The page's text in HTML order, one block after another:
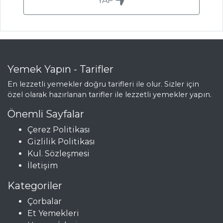
ISPANAKLI VE
TAZE BAHARATLI
KUZU PİRZOLA
Skillet Meal
Etli Enginar
Dolması
Et Yemekleri Tüm
Tarifleri
İÇECEKLER
Şalgam Sulu
Ayran
Zerdeçallı Ayran
Yemek Yapın - Tarifler
En lezzetli yemekler doğru tarifleri ile olur. Sizler için
özel olarak hazırlanan tarifler ile lezzetli yemekler yapın.
Önemli Sayfalar
Çerez Politikası
Gizlilik Politikası
Kul. Sözleşmesi
İletişim
Kategoriler
Çorbalar
Et Yemekleri